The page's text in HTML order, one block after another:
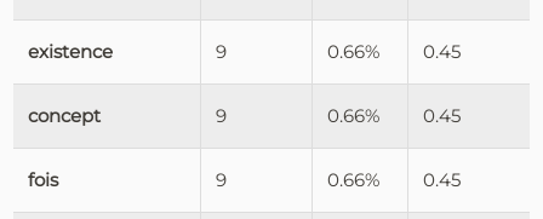
existence 9 0.66% 0.45
concept 9 0.66% 0.45
fois 9 0.66% 0.45